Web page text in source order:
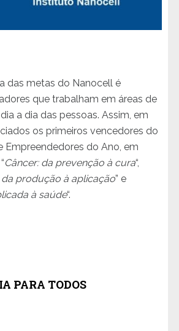
das metas do Nanocell é
que trabalham em áreas de
a dia das pessoas. Assim, em
os primeiros vencedores do
Empreendedores do Ano, em
Câncer: da prevenção à cura“,
produção à aplicação” e
à saúde“.
PARA TODOS